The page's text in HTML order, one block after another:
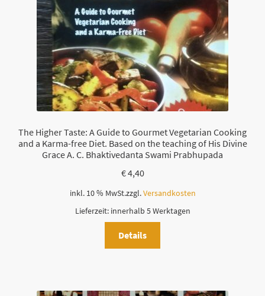
The Higher Taste: A Guide to Gourmet Vegetarian Cooking
and a Karma-free Diet. Based on the teaching of His Divine
Grace A. C. Bhaktivedanta Swami Prabhupada
€4,40
inkl. 10 % MwSt.zzgl.Versandkosten
Lieferzeit: innerhalb 5 Werktagen
Details